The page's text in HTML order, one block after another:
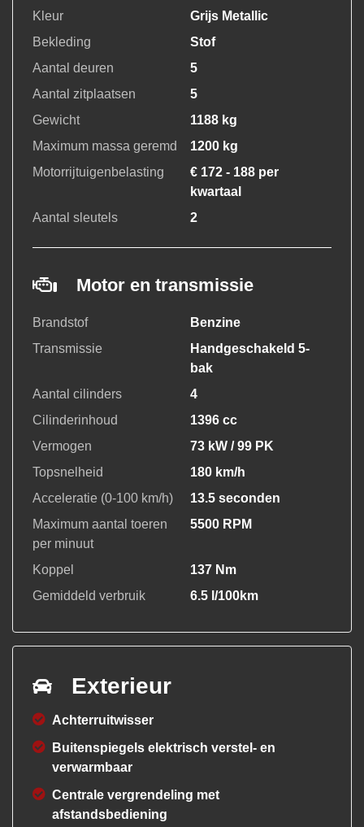
Kleur
Grijs Metallic
Bekleding
Stof
Aantal deuren
5
Aantal zitplaatsen
5
Gewicht
1188 kg
Maximum massa geremd
1200 kg
Motorrijtuigenbelasting
€ 172 - 188 per
kwartaal
Aantal sleutels
2
Motor en transmissie
Brandstof
Benzine
Transmissie
Handgeschakeld 5-
bak
Aantal cilinders
4
Cilinderinhoud
1396 cc
Vermogen
73 kW / 99 PK
Topsnelheid
180 km/h
Acceleratie (0-100 km/h)
13.5 seconden
Maximum aantal toeren
per minuut
5500 RPM
Koppel
137 Nm
Gemiddeld verbruik
6.5 l/100km
Exterieur
Achterruitwisser
Buitenspiegels elektrisch verstel- en
verwarmbaar
Centrale vergrendeling met
afstandsbediening